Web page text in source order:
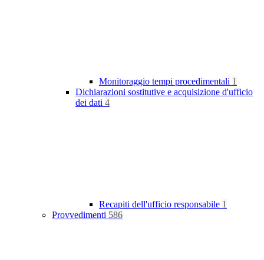
Monitoraggio tempi procedimentali 1
Dichiarazioni sostitutive e acquisizione d'ufficio
dei dati 4
Recapiti dell'ufficio responsabile 1
Provvedimenti 586